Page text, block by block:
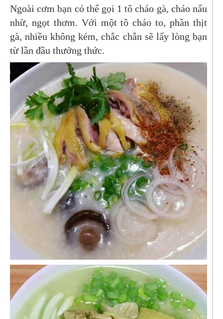
Ngoài cơm bạn có thể gọi 1 tô cháo gà, cháo nấu
nhừ, ngọt thơm. Với một tô cháo to, phần thịt
gà, nhiều không kém, chắc chắn sẽ lấy lòng bạn
từ lần đầu thưởng thức.